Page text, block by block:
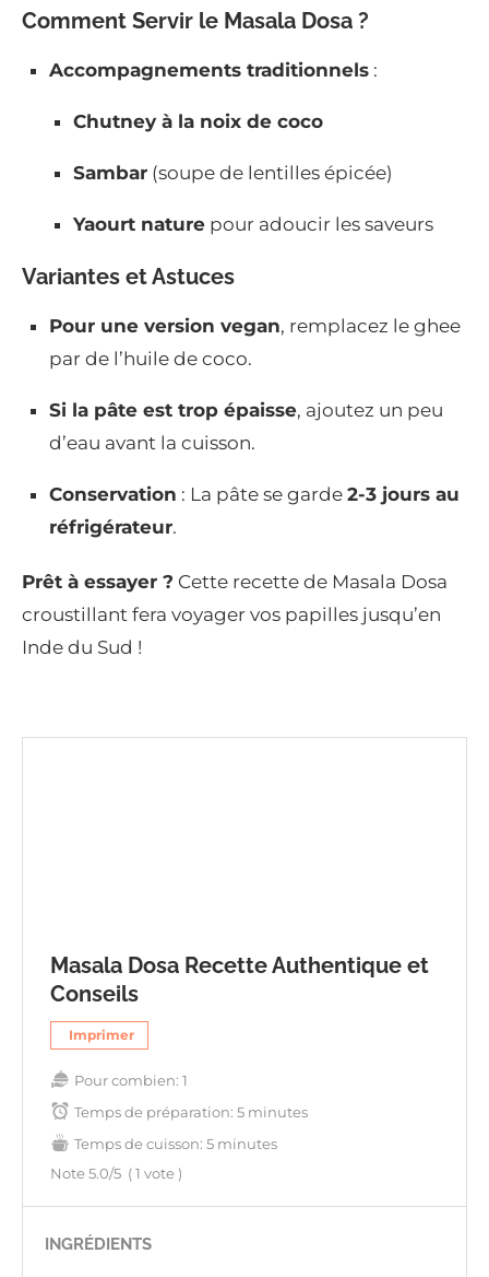
Comment Servir le Masala Dosa ?
Accompagnements traditionnels :
Chutney à la noix de coco
Sambar (soupe de lentilles épicée)
Yaourt nature pour adoucir les saveurs
Variantes et Astuces
Pour une version vegan, remplacez le ghee
par de l’huile de coco.
Si la pâte est trop épaisse, ajoutez un peu
d’eau avant la cuisson.
Conservation : La pâte se garde 2-3 jours au
réfrigérateur.
Prêt à essayer ? Cette recette de Masala Dosa
croustillant fera voyager vos papilles jusqu’en
Inde du Sud !
Masala Dosa Recette Authentique et
Conseils
Imprimer
Pour combien: 1
Temps de préparation: 5 minutes
Temps de cuisson: 5 minutes
Note 5.0/5 (1 vote )
INGRÉDIENTS